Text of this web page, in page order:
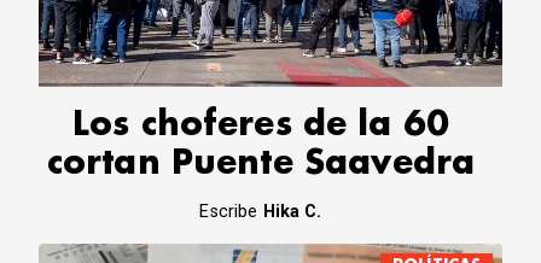
CORREO DE LECTORES
DEBATE
ARCHIVO
DECLARACIONES
OPINIÓN
ALTAMIRA RESPONDE
Política Obrera Revista
CONTACTO
Los choferes de la 60
cortan Puente Saavedra
Escribe Hika C.